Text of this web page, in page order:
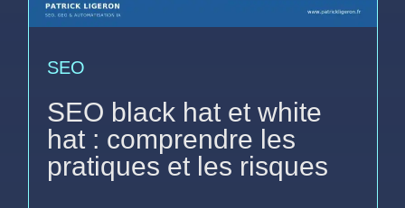
SEO
SEO black hat et white
hat : comprendre les
pratiques et les risques